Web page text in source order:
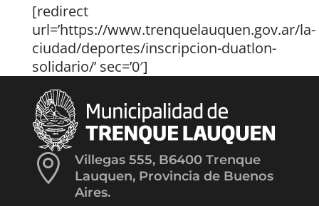
[redirect
url=’https://www.trenquelauquen.gov.ar/la-
ciudad/deportes/inscripcion-duatlon-
solidario/’ sec=’0′]

Villegas 555, B6400 Trenque
Lauquen, Provincia de Buenos
Aires.